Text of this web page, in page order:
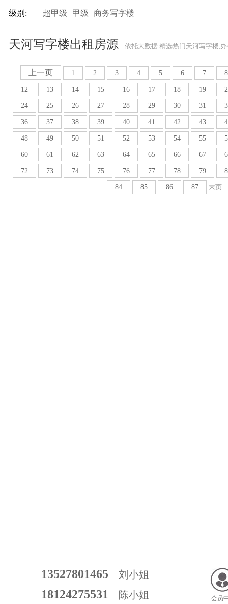
级别: 超甲级 甲级 商务写字楼
天河写字楼出租房源 依托大数据 精选热门天河写字楼,
上一页 1 2 3 4 5 6 7 8
12 13 14 15 16 17 18 19
24 25 26 27 28 29 30 31
36 37 38 39 40 41 42 43
48 49 50 51 52 53 54 55
60 61 62 63 64 65 66 67
72 73 74 75 76 77 78 79
84 85 86 87 末页
13527801465 刘小姐
会员
18124275531 陈小姐